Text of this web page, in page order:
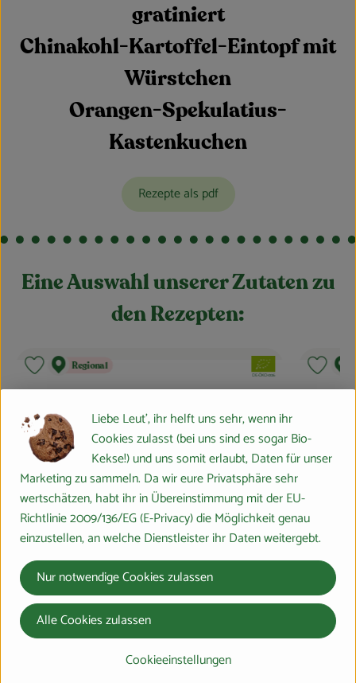
gratiniert
Chinakohl-Kartoffel-Eintopf mit
Würstchen
Orangen-Spekulatius-
Kastenkuchen
Rezepte als pdf
Eine Auswahl unserer Zutaten zu
den Rezepten:
zum Warenkorb hinzufügen
, Verband:
, Kontrollstelle:
DE-ÖKO-006
Regional
Produkt zu Favouriten hinzufügen
Liebe Leut', ihr helft uns sehr, wenn ihr
Cookies zulasst (bei uns sind es sogar Bio-
Kekse!) und uns somit erlaubt, Daten für unser
Marketing zu sammeln. Da wir eure Privatsphäre sehr
wertschätzen, habt ihr in Übereinstimmung mit der EU-
Richtlinie 2009/136/EG (E-Privacy) die Möglichkeit genau
einzustellen, an welche Dienstleister ihr Daten weitergebt.
Cookieeinstellungen
Nur notwendige Cookies zulassen
Alle Cookies zulassen